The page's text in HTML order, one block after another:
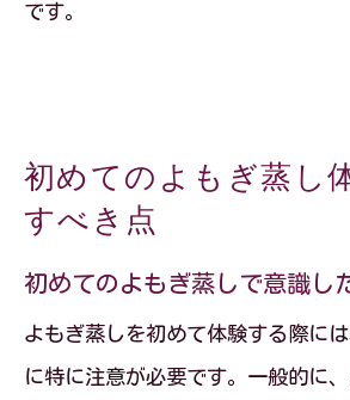
です。
初めてのよもぎ蒸し
すべき点
初めてのよもぎ蒸しで意識し
よもぎ蒸しを初めて体験する際に
に特に注意が必要です。一般的に